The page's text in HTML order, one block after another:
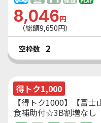
8,046円
（総額9,650円）
空枠数 2
得トク1,000
【得トク1000】【富
食補助付☆3B割増なし